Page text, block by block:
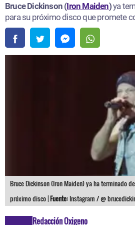
Bruce Dickinson (Iron Maiden)ya
para su próximo disco que promete
Bruce Dickinson (Iron Maiden) ya ha terminado
próximo disco |Fuente: Instagram / @
Redacción Oxigeno